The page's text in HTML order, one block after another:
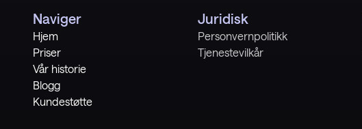
Naviger
Hjem
Priser
Vår historie
Blogg
Kundestøtte
Juridisk
Personvernpolitikk
Tjenestevilkår